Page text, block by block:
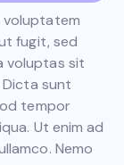
voluptatem
fugit, sed
voluptas sit
sunt
tempor
Ut enim ad
Nemo